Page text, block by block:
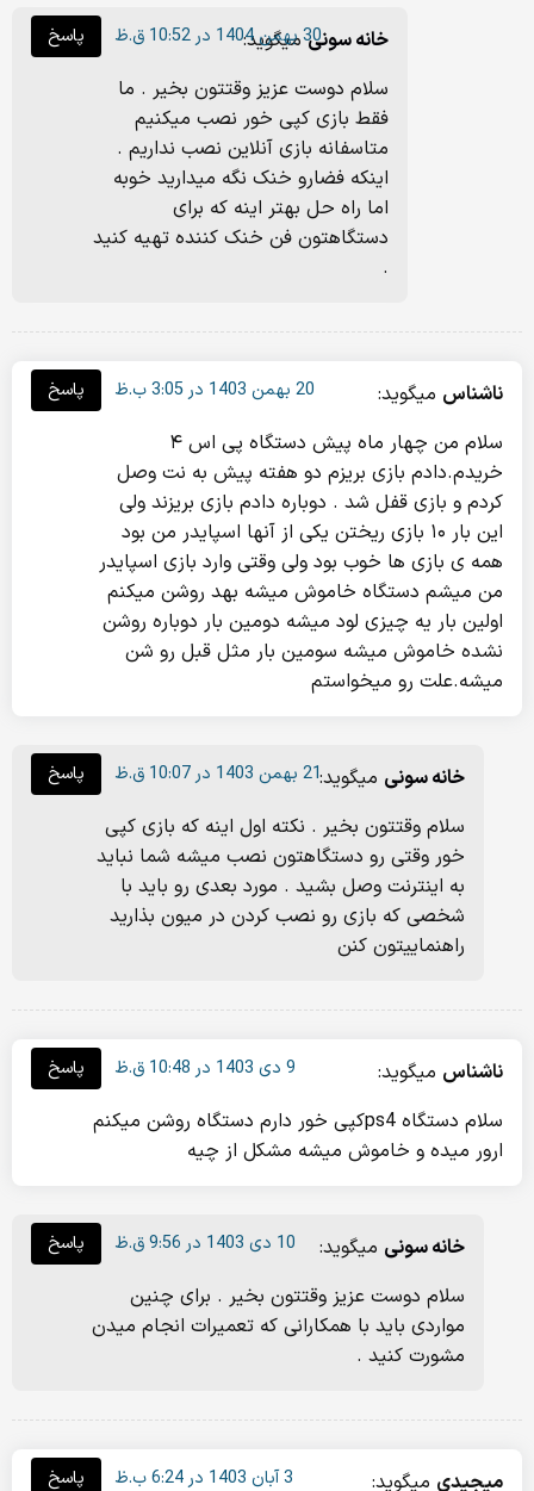
خانه سونی میگوید:
سلام دوست عزیز وقتتون بخیر . ما
فقط بازی کپی خور نصب میکنیم
متاسفانه بازی آنلاین نصب نداریم .
اینکه فضارو خنک نگه میدارید خوبه
اما راه حل بهتر اینه که برای
دستگاهتون فن خنک کننده تهیه کنید
.
30 بهمن 1404 در 10:52 ق.ظ پاسخ
ناشناس میگوید:
سلام من چهار ماه پیش دستگاه پی اس ۴
خریدم.دادم بازی بریزم دو هفته پیش به نت وصل
کردم و بازی قفل شد . دوباره دادم بازی بریزند ولی
این بار ۱۰ بازی ریختن یکی از آنها اسپایدر من بود
همه ی بازی ها خوب بود ولی وقتی وارد بازی اسپایدر
من میشم دستگاه خاموش میشه بهد روشن میکنم
اولین بار یه چیزی لود میشه دومین بار دوباره روشن
نشده خاموش میشه سومین بار مثل قبل رو شن
میشه.علت رو میخواستم
20 بهمن 1403 در 3:05 ب.ظ پاسخ
خانه سونی میگوید:
سلام وقتتون بخیر . نکته اول اینه که بازی کپی
خور وقتی رو دستگاهتون نصب میشه شما نباید
به اینترنت وصل بشید . مورد بعدی رو باید با
شخصی که بازی رو نصب کردن در میون بذارید
راهنماییتون کنن
21 بهمن 1403 در 10:07 ق.ظ پاسخ
ناشناس میگوید:
سلام دستگاه ps4کپی خور دارم دستگاه روشن میکنم
ارور میده و خاموش میشه مشکل از چیه
9 دی 1403 در 10:48 ق.ظ پاسخ
خانه سونی میگوید:
سلام دوست عزیز وقتتون بخیر . برای چنین
مواردی باید با همکارانی که تعمیرات انجام میدن
مشورت کنید .
10 دی 1403 در 9:56 ق.ظ پاسخ
میجیدی میگوید: 3 آبان 1403 در 6:24 ب.ظ پاسخ